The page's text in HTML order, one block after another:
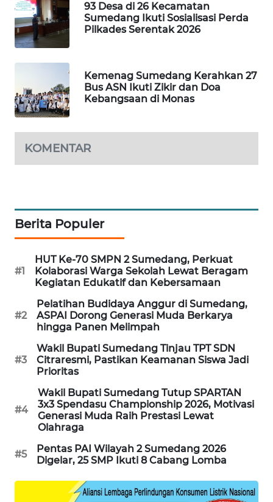
93 Desa di 26 Kecamatan
Sumedang Ikuti Sosialisasi Perda
Pilkades Serentak 2026
Kemenag Sumedang Kerahkan 27
Bus ASN Ikuti Zikir dan Doa
Kebangsaan di Monas
KOMENTAR
Berita Populer
#1
HUT Ke-70 SMPN 2 Sumedang, Perkuat
Kolaborasi Warga Sekolah Lewat Beragam
Kegiatan Edukatif dan Kebersamaan
#2
Pelatihan Budidaya Anggur di Sumedang,
ASPAI Dorong Generasi Muda Berkarya
hingga Panen Melimpah
#3
Wakil Bupati Sumedang Tinjau TPT SDN
Citraresmi, Pastikan Keamanan Siswa Jadi
Prioritas
#4
Wakil Bupati Sumedang Tutup SPARTAN
3x3 Spendasu Championship 2026, Motivasi
Generasi Muda Raih Prestasi Lewat
Olahraga
#5
Pentas PAI Wilayah 2 Sumedang 2026
Digelar, 25 SMP Ikuti 8 Cabang Lomba
METRO
MEDAN
NEWS
JAKARTA
NEWS
KRT
NEWS
JURNAL
MARITIM
HUMBANG
NEWS
GARONGGANG
NEWS
FISUELRI
ID
ENERGI
NEWS
CILEUNGSI
NEWS